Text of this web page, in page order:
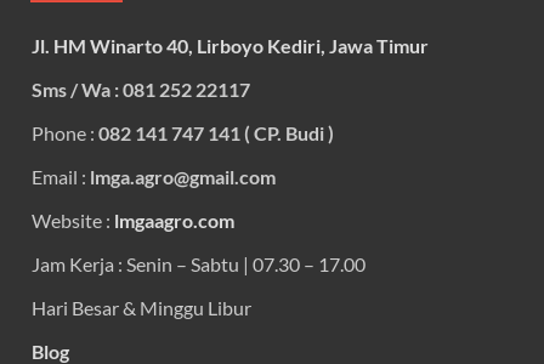
Jl. HM Winarto 40, Lirboyo Kediri, Jawa Timur
Sms / Wa : 081 252 22117
Phone : 082 141 747 141 ( CP. Budi )
Email : lmga.agro@gmail.com
Website : lmgaagro.com
Jam Kerja : Senin – Sabtu | 07.30 – 17.00
Hari Besar & Minggu Libur
Blog